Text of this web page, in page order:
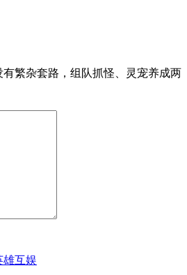
繁杂套路，组队抓怪、灵宠养成两
雄互娱